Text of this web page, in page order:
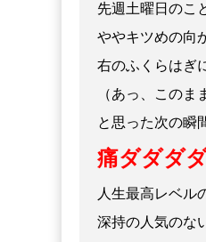
先週土曜日のこ
ややキツめの向
右のふくらはぎ
（あっ、この
と思った次の瞬
痛ダダダ
人生最高レベル
深持の人気のな